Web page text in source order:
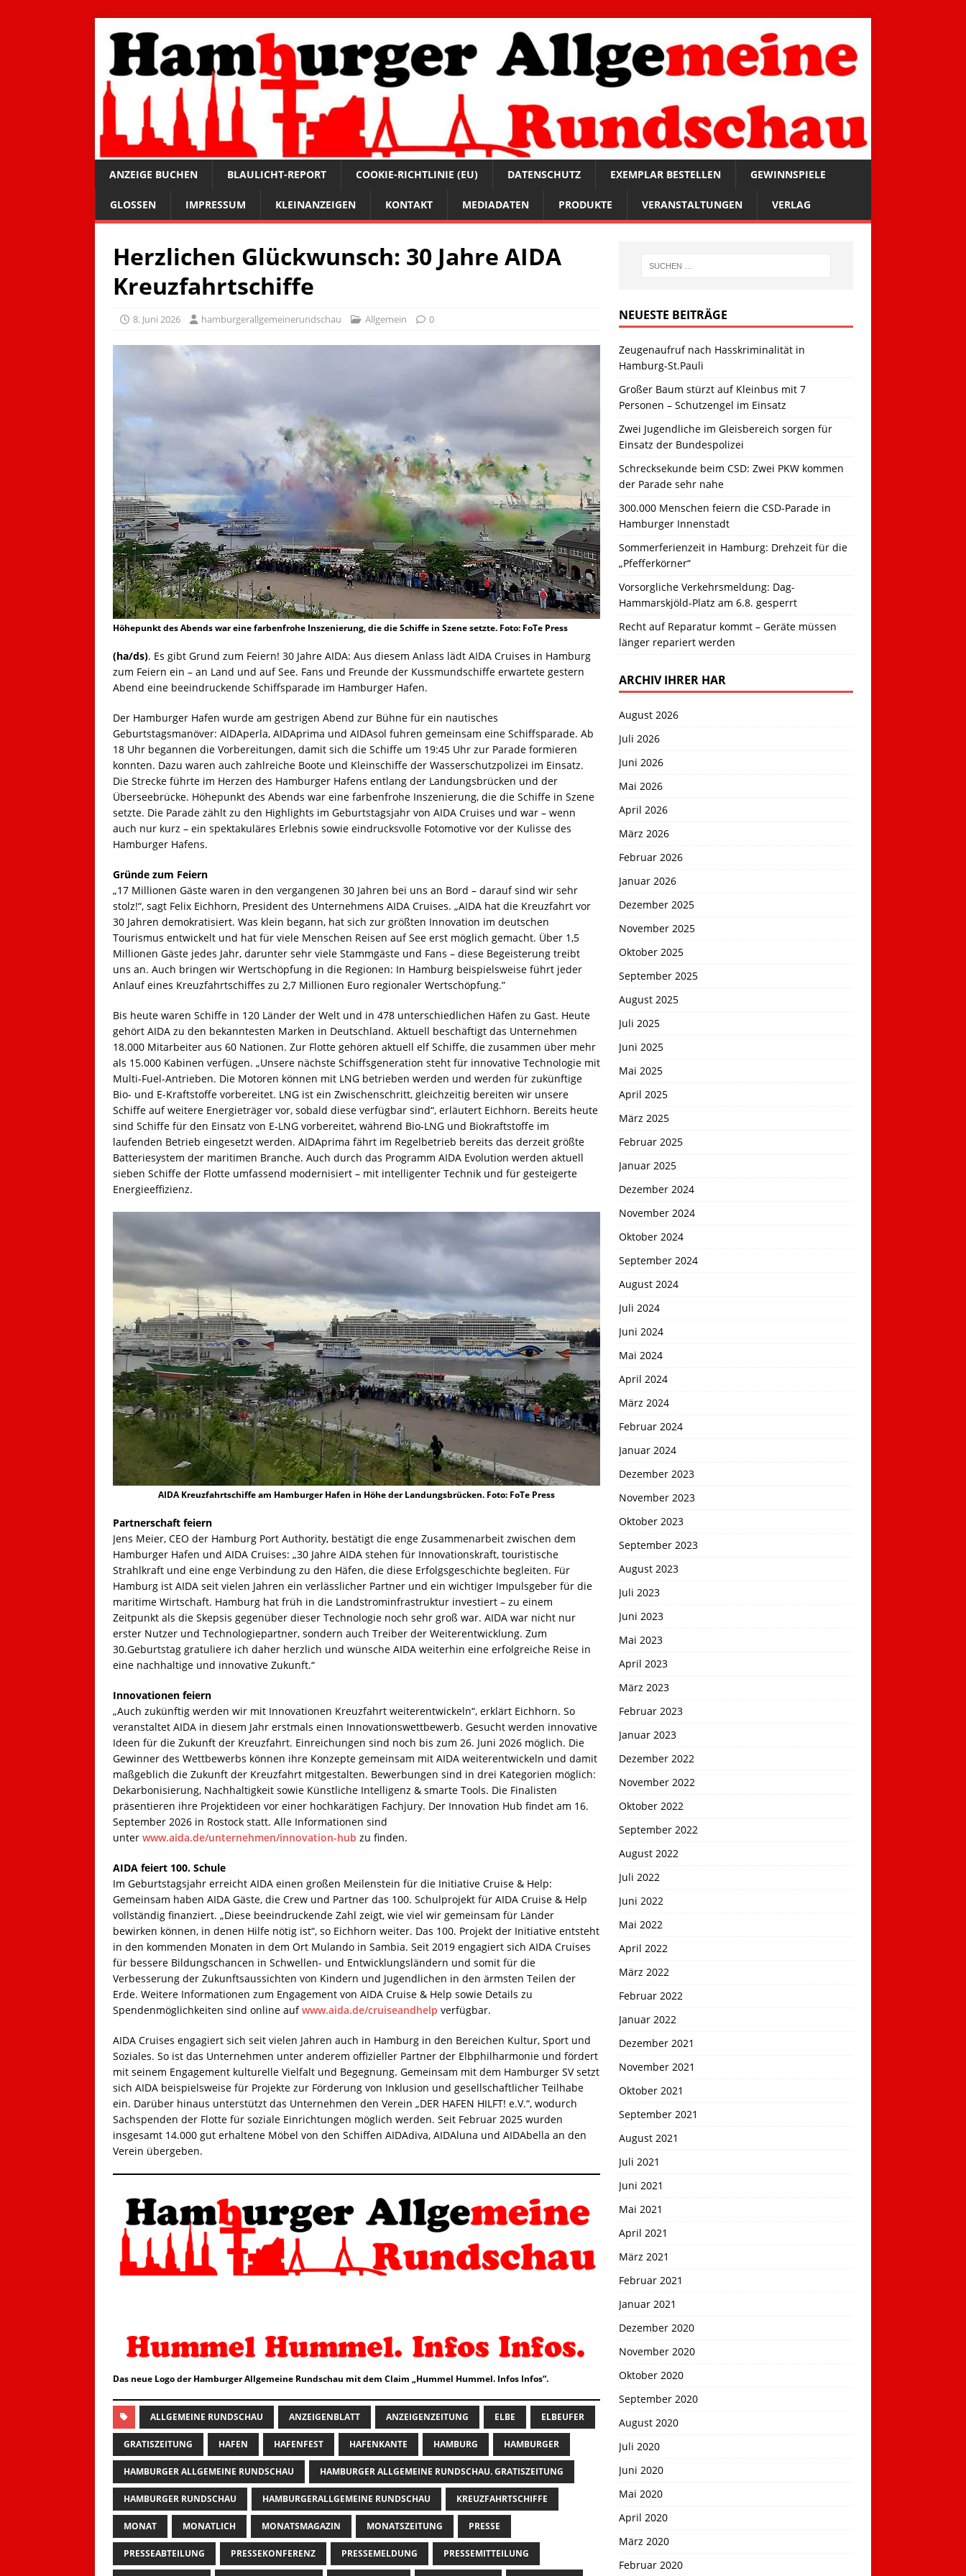
ANZEIGE BUCHEN BLAULICHT-REPORT COOKIE-RICHTLINIE (EU) DATENSCHUTZ EXEMPLAR BESTELLEN GEWINNSPIELE
GLOSSEN IMPRESSUM KLEINANZEIGEN KONTAKT MEDIADATEN PRODUKTE VERANSTALTUNGEN VERLAG
Herzlichen Glückwunsch: 30 Jahre AIDA
Kreuzfahrtschiffe
8. Juni 2026 hamburgerallgemeinerundschau Allgemein 0
Höhepunkt des Abends war eine farbenfrohe Inszenierung, die die Schiffe in Szene setzte. Foto: FoTe Press
(ha/ds). Es gibt Grund zum Feiern! 30 Jahre AIDA: Aus diesem Anlass lädt AIDA Cruises in Hamburg
zum Feiern ein – an Land und auf See. Fans und Freunde der Kussmundschiffe erwartete gestern
Abend eine beeindruckende Schiffsparade im Hamburger Hafen.
Der Hamburger Hafen wurde am gestrigen Abend zur Bühne für ein nautisches
Geburtstagsmanöver: AIDAperla, AIDAprima und AIDAsol fuhren gemeinsam eine Schiffsparade. Ab
18 Uhr begannen die Vorbereitungen, damit sich die Schiffe um 19:45 Uhr zur Parade formieren
konnten. Dazu waren auch zahlreiche Boote und Kleinschiffe der Wasserschutzpolizei im Einsatz.
Die Strecke führte im Herzen des Hamburger Hafens entlang der Landungsbrücken und der
Überseebrücke. Höhepunkt des Abends war eine farbenfrohe Inszenierung, die die Schiffe in Szene
setzte. Die Parade zählt zu den Highlights im Geburtstagsjahr von AIDA Cruises und war – wenn
auch nur kurz – ein spektakuläres Erlebnis sowie eindrucksvolle Fotomotive vor der Kulisse des
Hamburger Hafens.
Gründe zum Feiern
„17 Millionen Gäste waren in den vergangenen 30 Jahren bei uns an Bord – darauf sind wir sehr
stolz!“, sagt Felix Eichhorn, President des Unternehmens AIDA Cruises. „AIDA hat die Kreuzfahrt vor
30 Jahren demokratisiert. Was klein begann, hat sich zur größten Innovation im deutschen
Tourismus entwickelt und hat für viele Menschen Reisen auf See erst möglich gemacht. Über 1,5
Millionen Gäste jedes Jahr, darunter sehr viele Stammgäste und Fans – diese Begeisterung treibt
uns an. Auch bringen wir Wertschöpfung in die Regionen: In Hamburg beispielsweise führt jeder
Anlauf eines Kreuzfahrtschiffes zu 2,7 Millionen Euro regionaler Wertschöpfung.”
Bis heute waren Schiffe in 120 Länder der Welt und in 478 unterschiedlichen Häfen zu Gast. Heute
gehört AIDA zu den bekanntesten Marken in Deutschland. Aktuell beschäftigt das Unternehmen
18.000 Mitarbeiter aus 60 Nationen. Zur Flotte gehören aktuell elf Schiffe, die zusammen über mehr
als 15.000 Kabinen verfügen. „Unsere nächste Schiffsgeneration steht für innovative Technologie mit
Multi-Fuel-Antrieben. Die Motoren können mit LNG betrieben werden und werden für zukünftige
Bio- und E-Kraftstoffe vorbereitet. LNG ist ein Zwischenschritt, gleichzeitig bereiten wir unsere
Schiffe auf weitere Energieträger vor, sobald diese verfügbar sind“, erläutert Eichhorn. Bereits heute
sind Schiffe für den Einsatz von E‑LNG vorbereitet, während Bio‑LNG und Biokraftstoffe im
laufenden Betrieb eingesetzt werden. AIDAprima fährt im Regelbetrieb bereits das derzeit größte
Batteriesystem der maritimen Branche. Auch durch das Programm AIDA Evolution werden aktuell
sieben Schiffe der Flotte umfassend modernisiert – mit intelligenter Technik und für gesteigerte
Energieeffizienz.
AIDA Kreuzfahrtschiffe am Hamburger Hafen in Höhe der Landungsbrücken. Foto: FoTe Press
Partnerschaft feiern
Jens Meier, CEO der Hamburg Port Authority, bestätigt die enge Zusammenarbeit zwischen dem
Hamburger Hafen und AIDA Cruises: „30 Jahre AIDA stehen für Innovationskraft, touristische
Strahlkraft und eine enge Verbindung zu den Häfen, die diese Erfolgsgeschichte begleiten. Für
Hamburg ist AIDA seit vielen Jahren ein verlässlicher Partner und ein wichtiger Impulsgeber für die
maritime Wirtschaft. Hamburg hat früh in die Landstrominfrastruktur investiert – zu einem
Zeitpunkt als die Skepsis gegenüber dieser Technologie noch sehr groß war. AIDA war nicht nur
erster Nutzer und Technologiepartner, sondern auch Treiber der Weiterentwicklung. Zum
30.Geburtstag gratuliere ich daher herzlich und wünsche AIDA weiterhin eine erfolgreiche Reise in
eine nachhaltige und innovative Zukunft.“
Innovationen feiern
„Auch zukünftig werden wir mit Innovationen Kreuzfahrt weiterentwickeln“, erklärt Eichhorn. So
veranstaltet AIDA in diesem Jahr erstmals einen Innovationswettbewerb. Gesucht werden innovative
Ideen für die Zukunft der Kreuzfahrt. Einreichungen sind noch bis zum 26. Juni 2026 möglich. Die
Gewinner des Wettbewerbs können ihre Konzepte gemeinsam mit AIDA weiterentwickeln und damit
maßgeblich die Zukunft der Kreuzfahrt mitgestalten. Bewerbungen sind in drei Kategorien möglich:
Dekarbonisierung, Nachhaltigkeit sowie Künstliche Intelligenz & smarte Tools. Die Finalisten
präsentieren ihre Projektideen vor einer hochkarätigen Fachjury. Der Innovation Hub findet am 16.
September 2026 in Rostock statt. Alle Informationen sind
unter www.aida.de/unternehmen/innovation-hub zu finden.
AIDA feiert 100. Schule
Im Geburtstagsjahr erreicht AIDA einen großen Meilenstein für die Initiative Cruise & Help:
Gemeinsam haben AIDA Gäste, die Crew und Partner das 100. Schulprojekt für AIDA Cruise & Help
vollständig finanziert. „Diese beeindruckende Zahl zeigt, wie viel wir gemeinsam für Länder
bewirken können, in denen Hilfe nötig ist“, so Eichhorn weiter. Das 100. Projekt der Initiative entsteht
in den kommenden Monaten in dem Ort Mulando in Sambia. Seit 2019 engagiert sich AIDA Cruises
für bessere Bildungschancen in Schwellen- und Entwicklungsländern und somit für die
Verbesserung der Zukunftsaussichten von Kindern und Jugendlichen in den ärmsten Teilen der
Erde. Weitere Informationen zum Engagement von AIDA Cruise & Help sowie Details zu
Spendenmöglichkeiten sind online aufwww.aida.de/cruiseandhelp verfügbar.
AIDA Cruises engagiert sich seit vielen Jahren auch in Hamburg in den Bereichen Kultur, Sport und
Soziales. So ist das Unternehmen unter anderem offizieller Partner der Elbphilharmonie und fördert
mit seinem Engagement kulturelle Vielfalt und Begegnung. Gemeinsam mit dem Hamburger SV setzt
sich AIDA beispielsweise für Projekte zur Förderung von Inklusion und gesellschaftlicher Teilhabe
ein. Darüber hinaus unterstützt das Unternehmen den Verein „DER HAFEN HILFT! e.V.“, wodurch
Sachspenden der Flotte für soziale Einrichtungen möglich werden. Seit Februar 2025 wurden
insgesamt 14.000 gut erhaltene Möbel von den Schiffen AIDAdiva, AIDAluna und AIDAbella an den
Verein übergeben.
Das neue Logo der Hamburger Allgemeine Rundschau mit dem Claim „Hummel Hummel. Infos Infos“.
ALLGEMEINE RUNDSCHAU ANZEIGENBLATT ANZEIGENZEITUNG ELBE ELBEUFER
GRATISZEITUNG HAFEN HAFENFEST HAFENKANTE HAMBURG HAMBURGER
HAMBURGER ALLGEMEINE RUNDSCHAU HAMBURGER ALLGEMEINE RUNDSCHAU. GRATISZEITUNG
HAMBURGER RUNDSCHAU HAMBURGERALLGEMEINE RUNDSCHAU KREUZFAHRTSCHIFFE
MONAT MONATLICH MONATSMAGAZIN MONATSZEITUNG PRESSE
PRESSEABTEILUNG PRESSEKONFERENZ PRESSEMELDUNG PRESSEMITTEILUNG
NEUESTE BEITRÄGE
Zeugenaufruf nach Hasskriminalität in
Hamburg-St.Pauli
Großer Baum stürzt auf Kleinbus mit 7
Personen – Schutzengel im Einsatz
Zwei Jugendliche im Gleisbereich sorgen für
Einsatz der Bundespolizei
Schrecksekunde beim CSD: Zwei PKW kommen
der Parade sehr nahe
300.000 Menschen feiern die CSD-Parade in
Hamburger Innenstadt
Sommerferienzeit in Hamburg: Drehzeit für die
„Pfefferkörner“
Vorsorgliche Verkehrsmeldung: Dag-
Hammarskjöld-Platz am 6.8. gesperrt
Recht auf Reparatur kommt – Geräte müssen
länger repariert werden
ARCHIV IHRER HAR
August 2026
Juli 2026
Juni 2026
Mai 2026
April 2026
März 2026
Februar 2026
Januar 2026
Dezember 2025
November 2025
Oktober 2025
September 2025
August 2025
Juli 2025
Juni 2025
Mai 2025
April 2025
März 2025
Februar 2025
Januar 2025
Dezember 2024
November 2024
Oktober 2024
September 2024
August 2024
Juli 2024
Juni 2024
Mai 2024
April 2024
März 2024
Februar 2024
Januar 2024
Dezember 2023
November 2023
Oktober 2023
September 2023
August 2023
Juli 2023
Juni 2023
Mai 2023
April 2023
März 2023
Februar 2023
Januar 2023
Dezember 2022
November 2022
Oktober 2022
September 2022
August 2022
Juli 2022
Juni 2022
Mai 2022
April 2022
März 2022
Februar 2022
Januar 2022
Dezember 2021
November 2021
Oktober 2021
September 2021
August 2021
Juli 2021
Juni 2021
Mai 2021
April 2021
März 2021
Februar 2021
Januar 2021
Dezember 2020
November 2020
Oktober 2020
September 2020
August 2020
Juli 2020
Juni 2020
Mai 2020
April 2020
März 2020
Februar 2020